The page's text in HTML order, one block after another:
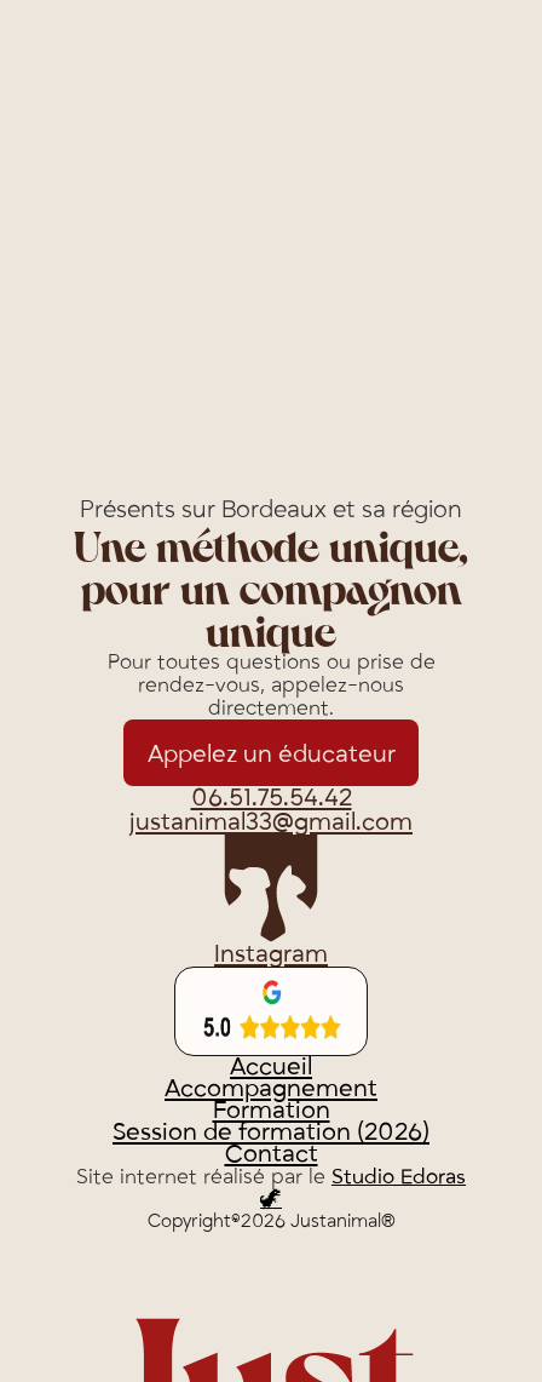
Présents sur Bordeaux et sa région
Une méthode unique,
pour un compagnon
unique
Pour toutes questions ou prise de
rendez-vous, appelez-nous
directement.
Appelez un éducateur
06.51.75.54.42
justanimal33@gmail.com
Instagram
Accueil
Accompagnement
Formation
Session de formation (2026)
Contact
Site internet réalisé par le Studio Edoras
🦖
Copyright©2026 Justanimal®